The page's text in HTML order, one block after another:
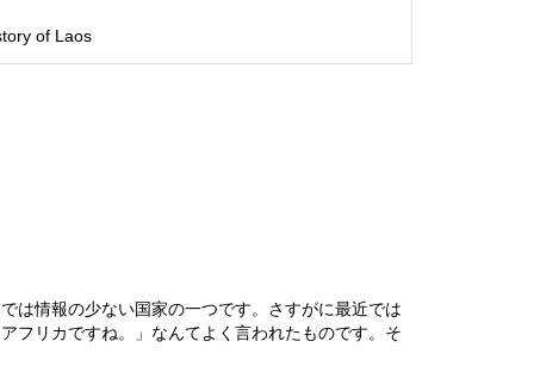
of Laos
は情報の少ない国家の一つです。さすがに最近では
フリカですね。」なんてよく言われたものです。そ